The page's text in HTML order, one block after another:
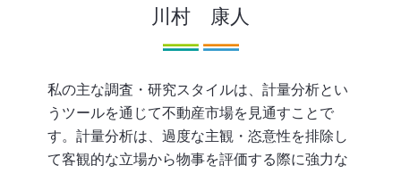
川村 康人
私の主な調査・研究スタイルは、計量分析とい
うツールを通じて不動産市場を見通すことで
す。計量分析は、過度な主観・恣意性を排除し
て客観的な立場から物事を評価する際に強力な